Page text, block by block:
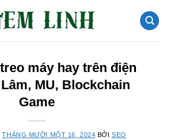
máy hay trên điện
MU, Blockchain
Game
THÁNG MƯỜI MỘT 16, 2024 BỞISEO